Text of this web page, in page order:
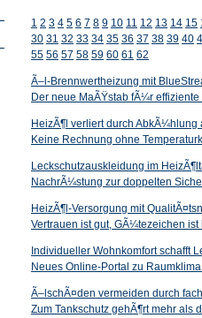
1 2 3 4 5 6 7 8 9 10 11 12 13 14 15
30 31 32 33 34 35 36 37 38 39 40
55 56 57 58 59 60 61 62
Ã–l-Brennwertheizung mit
Der neue MaÃŸstab fÃ¼r
HeizÃ¶l verliert durch AbkÃ¼hlung
Keine Rechnung ohne
Leckschutzauskleidung im
NachrÃ¼stung zur doppelten
HeizÃ¶l-Versorgung mit
Vertrauen ist gut, GÃ¼tezeichen ist
Individueller Wohnkomfort schafft
Neues Online-Portal zu
Ã–lschÃ¤den vermeiden durch
Zum Tankschutz gehÃ¶rt mehr als